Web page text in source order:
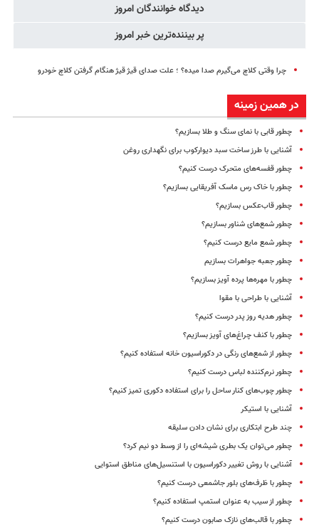
دیدگاه خوانندگان امروز
پر بیننده‌ترین خبر امروز
چرا وقتی کلاچ می‌گیرم صدا میده؟ ؛ علت صدای قیژ قیژ هنگام گرفتن کلاچ خودرو
در همین زمینه
چطور قابی با نمای سنگ و طلا بسازیم؟
آشنایی با طرز ساخت سبد دیوارکوب برای نگهداری روغن‌
چطور قفسه‌های متحرک درست کنیم؟
چطور با خاک رس ماسک‌ آفریقایی بسازیم؟
چطور قاب‌عکس بسازیم؟
چطور شمع‌های شناور بسازیم؟
چطور شمع مایع درست کنیم؟
چطور جعبه جواهرات بسازیم
چطور با مهره‌ها پرده آویز بسازیم؟
آشنایی با طراحی با مقوا
چطور هدیه روز پدر درست کنیم؟
چطور با کنف چراغ‌های آویز بسازیم؟
چطور از شمع‌‌های رنگی در دکوراسیون خانه استفاده کنیم؟
چطور نرم‌کننده لباس درست کنیم؟
چطور چوب‌های کنار ساحل را برای استفاده دکوری تمیز کنیم؟
آشنایی با استیکر
چند طرح ابتکاری برای نشان دادن سلیقه
چطور می‌توان یک بطری شیشه‌ای را از وسط دو نیم کرد؟
آشنایی با روش تغییر دکوراسیون با استنسیل‌های مناطق استوایی
چطور با ظرف‌های بلور جاشمعی درست کنیم؟
چطور از سیب به عنوان استمپ استفاده کنیم؟
چطور با قالب‌های نازک صابون درست کنیم؟